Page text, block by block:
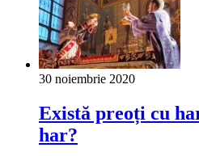
30 noiembrie 2020
Există preoți cu
har?